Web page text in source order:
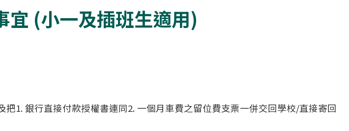
(小一及插班生適用)
1. 銀行直接付款授權書連同2. 一個月車費之留位費支票一併交回學校/直接寄回